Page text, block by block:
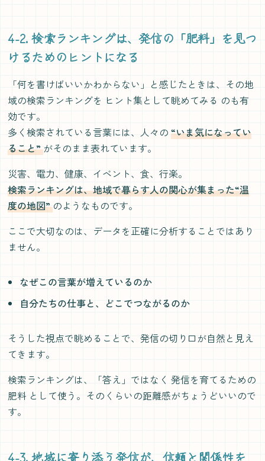
4-2. 検索ランキングは、発信の「肥料」を見つ
けるためのヒントになる
「何を書けばいいかわからない」と感じたときは、その地
域の検索ランキングを ヒント集として眺めてみる のも有
効です。
多く検索されている言葉には、人々の“いま気になってい
ること”がそのまま表れています。
災害、電力、健康、イベント、食、行楽。
検索ランキングは、地域で暮らす人の関心が集まった“温
度の地図”のようなものです。
ここで大切なのは、データを正確に分析することではあり
ません。
なぜこの言葉が増えているのか
自分たちの仕事と、どこでつながるのか
そうした視点で眺めることで、発信の切り口が自然と見え
てきます。
検索ランキングは、「答え」ではなく 発信を育てるための
肥料 として使う。そのくらいの距離感がちょうどいいので
す。
4-3. 地域に寄り添う発信が、信頼と関係性を